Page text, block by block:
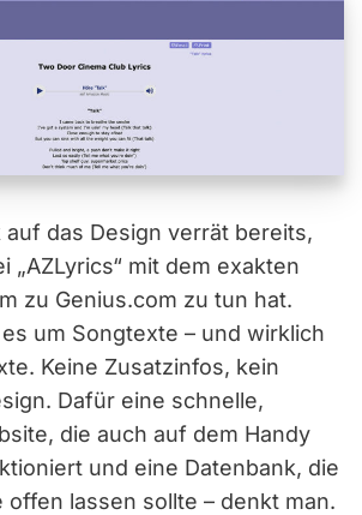
auf das Design verrät bereits,
„AZLyrics“ mit dem exakten
zu Genius.com zu tun hat.
um Songtexte – und wirklich
Keine Zusatzinfos, kein
Dafür eine schnelle,
die auch auf dem Handy
und eine Datenbank, die
offen lassen sollte – denkt man.